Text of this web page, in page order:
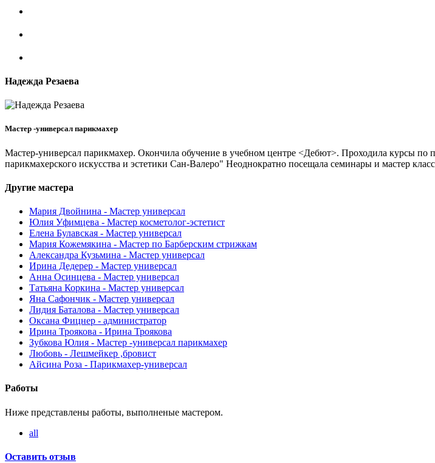
Надежда Резаева
Мастер -универсал парикмахер
Мастер-универсал парикмахер. Окончила обучение в учебном центре <Дебют>. Проходила курсы
парикмахерского искусства и эстетики Сан-Валеро" Неоднократно посещала семинары и мастер
Другие мастера
Мария Двойнина - Мастер универсал
Юлия Уфимцева - Мастер косметолог-эстетист
Елена Булавская - Мастер универсал
Мария Кожемякина - Мастер по Барберским стрижкам
Александра Кузьмина - Мастер универсал
Ирина Дедерер - Мастер универсал
Анна Осинцева - Мастер универсал
Татьяна Коркина - Мастер универсал
Яна Сафончик - Мастер универсал
Лидия Баталова - Мастер универсал
Оксана Фицнер - администратор
Ирина Троякова - Ирина Троякова
Зубкова Юлия - Мастер -универсал парикмахер
Любовь - Лешмейкер ,бровист
Айсина Роза - Парикмахер-универсал
Работы
Ниже представлены работы, выполненые мастером.
all
Оставить отзыв